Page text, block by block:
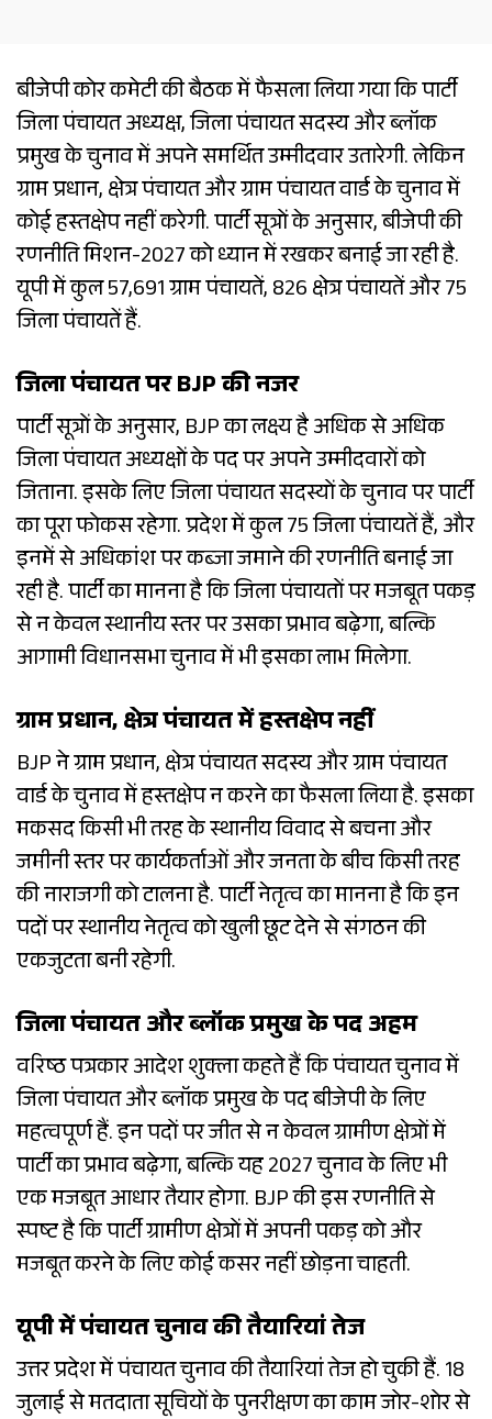
बीजेपी कोर कमेटी की बैठक में फैसला लिया गया कि पार्टी
जिला पंचायत अध्यक्ष, जिला पंचायत सदस्य और ब्लॉक
प्रमुख के चुनाव में अपने समर्थित उम्मीदवार उतारेगी. लेकिन
ग्राम प्रधान, क्षेत्र पंचायत और ग्राम पंचायत वार्ड के चुनाव में
कोई हस्तक्षेप नहीं करेगी. पार्टी सूत्रों के अनुसार, बीजेपी की
रणनीति मिशन-2027 को ध्यान में रखकर बनाई जा रही है.
यूपी में कुल 57,691 ग्राम पंचायतें, 826 क्षेत्र पंचायतें और 75
जिला पंचायतें हैं.
जिला पंचायत पर BJP की नजर
पार्टी सूत्रों के अनुसार, BJP का लक्ष्य है अधिक से अधिक
जिला पंचायत अध्यक्षों के पद पर अपने उम्मीदवारों को
जिताना. इसके लिए जिला पंचायत सदस्यों के चुनाव पर पार्टी
का पूरा फोकस रहेगा. प्रदेश में कुल 75 जिला पंचायतें हैं, और
इनमें से अधिकांश पर कब्जा जमाने की रणनीति बनाई जा
रही है. पार्टी का मानना है कि जिला पंचायतों पर मजबूत पकड़
से न केवल स्थानीय स्तर पर उसका प्रभाव बढ़ेगा, बल्कि
आगामी विधानसभा चुनाव में भी इसका लाभ मिलेगा.
ग्राम प्रधान, क्षेत्र पंचायत में हस्तक्षेप नहीं
BJP ने ग्राम प्रधान, क्षेत्र पंचायत सदस्य और ग्राम पंचायत
वार्ड के चुनाव में हस्तक्षेप न करने का फैसला लिया है. इसका
मकसद किसी भी तरह के स्थानीय विवाद से बचना और
जमीनी स्तर पर कार्यकर्ताओं और जनता के बीच किसी तरह
की नाराजगी को टालना है. पार्टी नेतृत्व का मानना है कि इन
पदों पर स्थानीय नेतृत्व को खुली छूट देने से संगठन की
एकजुटता बनी रहेगी.
जिला पंचायत और ब्लॉक प्रमुख के पद अहम
वरिष्ठ पत्रकार आदेश शुक्ला कहते हैं कि पंचायत चुनाव में
जिला पंचायत और ब्लॉक प्रमुख के पद बीजेपी के लिए
महत्वपूर्ण हैं. इन पदों पर जीत से न केवल ग्रामीण क्षेत्रों में
पार्टी का प्रभाव बढ़ेगा, बल्कि यह 2027 चुनाव के लिए भी
एक मजबूत आधार तैयार होगा. BJP की इस रणनीति से
स्पष्ट है कि पार्टी ग्रामीण क्षेत्रों में अपनी पकड़ को और
मजबूत करने के लिए कोई कसर नहीं छोड़ना चाहती.
यूपी में पंचायत चुनाव की तैयारियां तेज
उत्तर प्रदेश में पंचायत चुनाव की तैयारियां तेज हो चुकी हैं. 18
जुलाई से मतदाता सूचियों के पुनरीक्षण का काम जोर-शोर से